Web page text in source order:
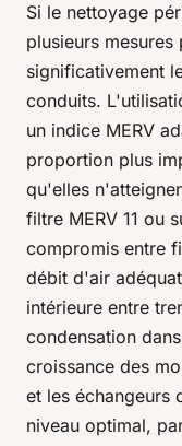
Si le nettoyage
plusieurs
significativement
conduits.
un indice MERV
proportion plus
qu'elles
filtre MERV 11 ou
compromis entre
débit d'air
intérieure entre
condensation
croissance des
et les échangeurs
niveau optimal,